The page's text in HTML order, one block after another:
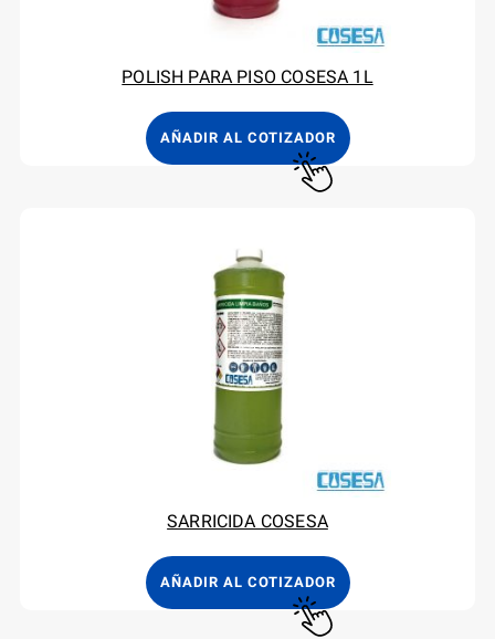
POLISH PARA PISO COSESA 1L
AÑADIR AL COTIZADOR
SARRICIDA COSESA
AÑADIR AL COTIZADOR